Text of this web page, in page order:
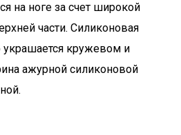
на ноге за счет широкой
части. Силиконовая
украшается кружевом и
ажурной силиконовой